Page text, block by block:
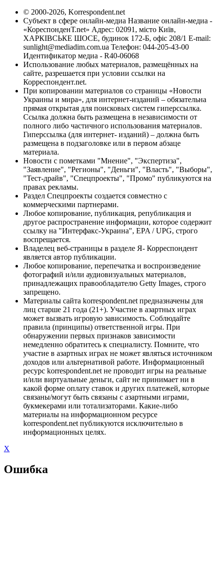
© 2000-2026, Korrespondent.net
Субъект в сфере онлайн-медиа Название онлайн-медиа -
«КореспонденТ.net» Адрес: 02091, місто Київ,
ХАРКІВСЬКЕ ШОСЕ, будинок 172-Б, офіс 208/1 E-mail:
sunlight@mediadim.com.ua Телефон: 044-205-43-00
Идентификатор медиа - R40-06068
Использование любых материалов, размещённых на
сайте, разрешается при условии ссылки на
Корреспондент.net.
При копировании материалов со страницы «Новости
Украины и мира», для интернет-изданий – обязательна
прямая открытая для поисковых систем гиперссылка.
Ссылка должна быть размещена в независимости от
полного либо частичного использования материалов.
Гиперссылка (для интернет- изданий) – должна быть
размещена в подзаголовке или в первом абзаце
материала.
Новости с пометками "Мнение", "Экспертиза",
"Заявление", "Регионы", "Деньги", "Власть", "Выборы",
"Тест-драйв", "Спецпроекты", "Промо" публикуются на
правах рекламы.
Раздел Спецпроекты создается совместно с
коммерческими партнерами.
Любое копирование, публикация, републикация и
другое распространение информации, которое содержит
ссылку на "Интерфакс-Украина", EPA / UPG, строго
воспрещается.
Владелец веб-страницы в разделе Я- Корреспондент
является автор публикации.
Любое копирование, перепечатка и воспроизведение
фотографий и/или аудиовизуальных материалов,
принадлежащих правообладателю Getty Images, строго
запрещено.
Материалы сайта korrespondent.net предназначены для
лиц старше 21 года (21+). Участие в азартных играх
может вызвать игровую зависимость. Соблюдайте
правила (принципы) ответственной игры. При
обнаружении первых признаков зависимости
немедленно обратитесь к специалисту. Помните, что
участие в азартных играх не может являться источником
доходов или альтернативой работе. Информационный
ресурс korrespondent.net не проводит игры на реальные
и/или виртуальные деньги, сайт не принимает ни в
какой форме оплату ставок и других платежей, которые
связаны/могут быть связаны с азартными играми,
букмекерами или тотализаторами. Какие-либо
материалы на информационном ресурсе
korrespondent.net публикуются исключительно в
информационных целях.
X
Ошибка